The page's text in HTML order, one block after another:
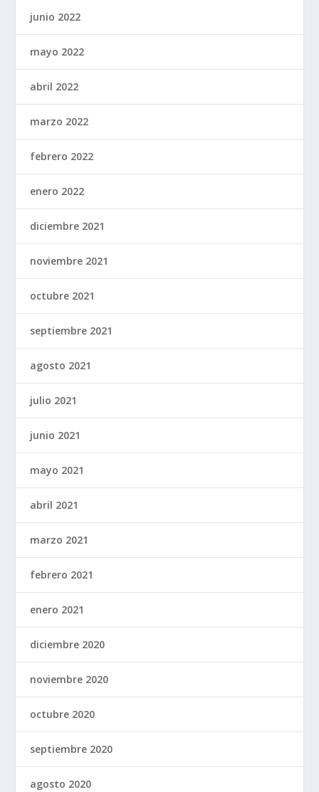
junio 2022
mayo 2022
abril 2022
marzo 2022
febrero 2022
enero 2022
diciembre 2021
noviembre 2021
octubre 2021
septiembre 2021
agosto 2021
julio 2021
junio 2021
mayo 2021
abril 2021
marzo 2021
febrero 2021
enero 2021
diciembre 2020
noviembre 2020
octubre 2020
septiembre 2020
agosto 2020